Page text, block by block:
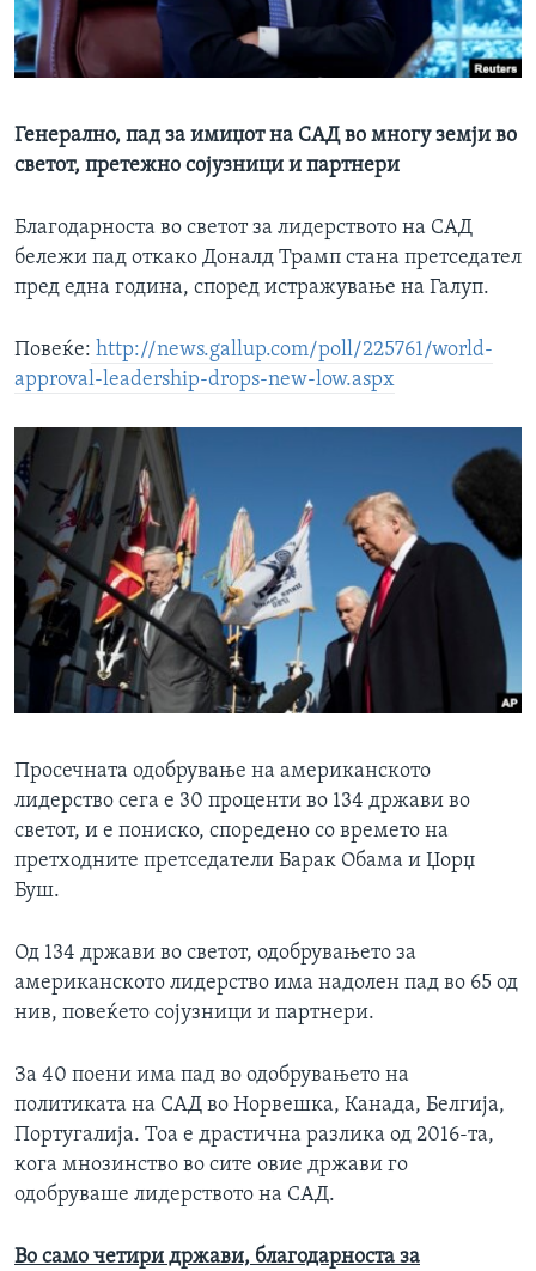
ИНТЕРВЈУА
Јазици
Генерално, пад за имиџот на САД во многу земји во
светот, претежно сојузници и партнери
Благодарноста во светот за лидерството на САД
бележи пад откако Доналд Трамп стана претседател
пред една година, според истражување на Галуп.
Повеќе: http://news.gallup.com/poll/225761/world-
approval-leadership-drops-new-low.aspx
Просечната одобрување на американското
лидерство сега е 30 проценти во 134 држави во
светот, и е пониско, споредено со времето на
претходните претседатели Барак Обама и Џорџ
Буш.
Од 134 држави во светот, одобрувањето за
американското лидерство има надолен пад во 65 од
нив, повеќето сојузници и партнери.
За 40 поени има пад во одобрувањето на
политиката на САД во Норвешка, Канада, Белгија,
Португалија. Тоа е драстична разлика од 2016-та,
кога мнозинство во сите овие држави го
одобруваше лидерството на САД.
Во само четири држави, благодарноста за